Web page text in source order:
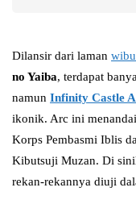
Dilansir dari laman
no Yaiba, terdapat
namun Infinity Castle
ikonik. Arc ini
Korps Pembasmi Iblis
Kibutsuji Muzan. Di
rekan-rekannya diuji